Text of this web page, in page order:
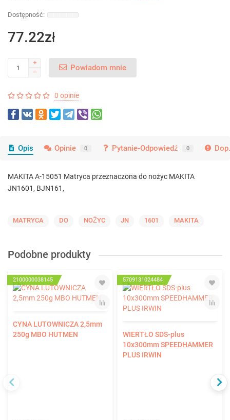
77.22zł
Powiadom mnie
0 opinie
Opis Opinie 0 Pytanie-Odpowiedź 0
MAKITA A-15051 Matryca przeznaczona do nożyc MAKITA
JN1601, BJN161,
MATRYCA DO NOŻYC JN 1601 MAKITA
Podobne produkty
2100000038145
CYNA LUTOWNICZA 2,5mm
250g MBO HUTMEN
5709131024484
WIERTŁO SDS-plus
10x300mm SPEEDHAMMER
PLUS IRWIN